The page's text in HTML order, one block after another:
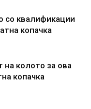
со квалификации
копачка
на колото за ова
копачка